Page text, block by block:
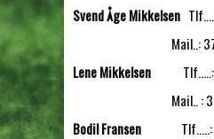
Svend Åge Mikkelsen
Mail..:
Lene Mikkelsen Tlf.....:
Mail.. :
Bodil Fransen Tlf.....: